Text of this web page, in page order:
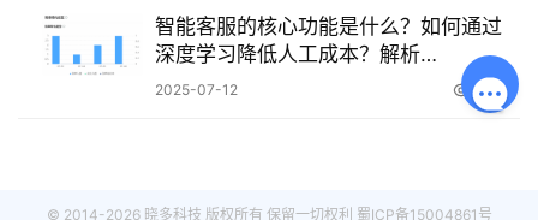
智能客服的核心功能是什么？如何通过
深度学习降低人工成本？解析
Transformer架构＋记忆网络如何驱动服
2025-07-12 541
© 2014-2026 晓多科技 版权所有 保留一切权利 蜀ICP备15004861号